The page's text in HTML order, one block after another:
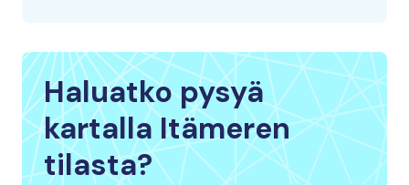
Haluatko pysyä
kartalla Itämeren
tilasta?